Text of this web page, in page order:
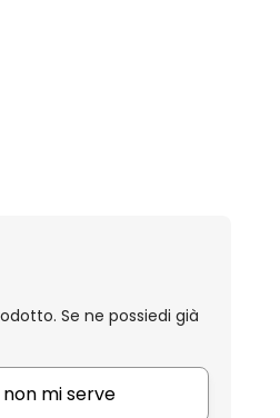
Se ne possiedi già
non mi serve